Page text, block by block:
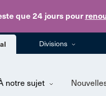
que 24 jourspour
Divisions
notre sujet